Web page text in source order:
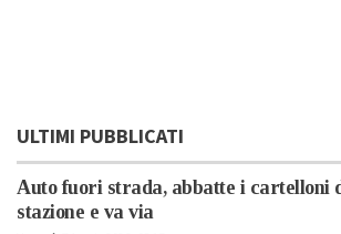
ULTIMI PUBBLICATI
Auto fuori strada, abbatte i cartelloni
stazione e va via